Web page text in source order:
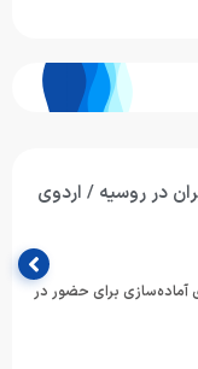
در روسیه / اردوی
آماده‌سازی برای حضور در